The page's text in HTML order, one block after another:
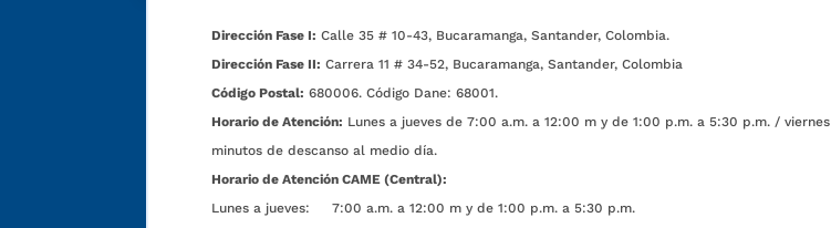
Dirección Fase I: Calle 35 # 10-43, Bucaramanga, Santander, Colombia.
Dirección Fase II: Carrera 11 # 34-52, Bucaramanga, Santander, Colombia
Código Postal: 680006. Código Dane: 68001.
Horario de Atención: Lunes a jueves de 7:00 a.m. a 12:00 m y de 1:00 p.m. a 5:30 p.m. /
minutos de descanso al medio día.
Horario de Atención CAME (Central):
Lunes a jueves: 7:00 a.m. a 12:00 m y de 1:00 p.m. a 5:30 p.m.